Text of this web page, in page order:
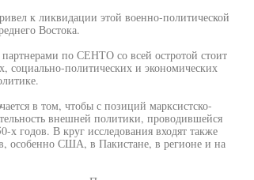
к ликвидации этой военно-политической
Востока.
по СЕНТО со всей остротой стоит
социально-политических и экономических
в том, чтобы с позиций марксистско-
внешней политики, проводившейся
годов. В круг исследования входят также
особенно США, в Пакистане, в регионе и на